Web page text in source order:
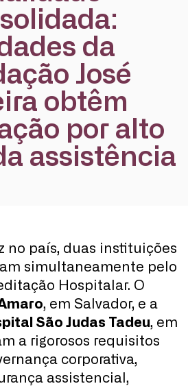
da
José
obtêm
por alto
assistência
no país, duas instituições
simultaneamente pelo
Hospitalar. O
, em Salvador, e a
São Judas Tadeu, em
a rigorosos requisitos
corporativa,
assistencial,